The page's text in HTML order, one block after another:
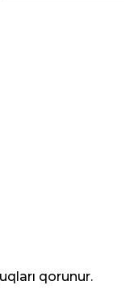
üçün yerüstü
dəniz
İran
qorunur.